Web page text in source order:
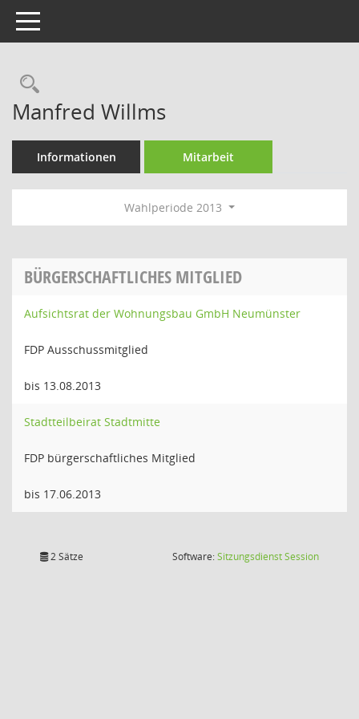
Toggle navigation
Rechercheauswahl
Manfred Willms
Informationen Mitarbeit
Wahlperiode 2013
BÜRGERSCHAFTLICHES MITGLIED
Aufsichtsrat der Wohnungsbau GmbH Neumünster
FDP Ausschussmitglied
bis 13.08.2013
Stadtteilbeirat Stadtmitte
FDP bürgerschaftliches Mitglied
bis 17.06.2013
2 Sätze Software:SitzungsdienstSession(Wird in